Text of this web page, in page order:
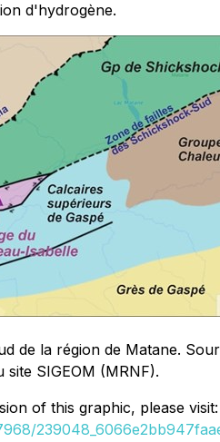
d'hydrogène.
de la région de Matane.
site SIGEOM (MRNF).
of this graphic, please visit: